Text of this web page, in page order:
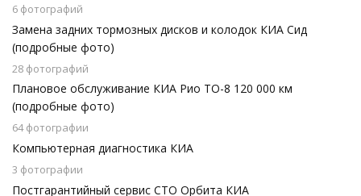
6 фотографий
Замена задних тормозных дисков и колодок КИА Сид
(подробные фото)
28 фотографий
Плановое обслуживание КИА Рио ТО-8 120 000 км
(подробные фото)
64 фотографии
Компьютерная диагностика КИА
3 фотографии
Постгарантийный сервис СТО Орбита КИА